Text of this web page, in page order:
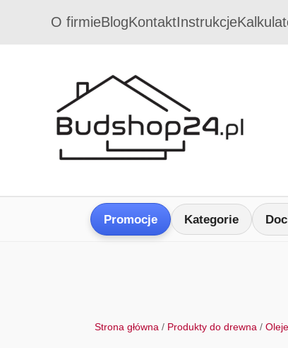
O firmieBlogKontaktInstrukcje
Promocje Kategorie
Strona główna / Produkty do drewna /Oleje